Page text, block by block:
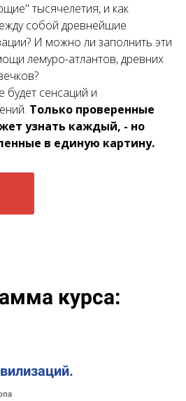
тысячелетия, и как
собой древнейшие
И можно ли заполнить эти
лемуро-атлантов, древних
будет сенсаций и
Только проверенные
узнать каждый, - но
в единую картину.
курса: